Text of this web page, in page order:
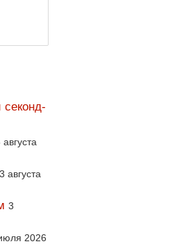
августа
3 августа
3
2026